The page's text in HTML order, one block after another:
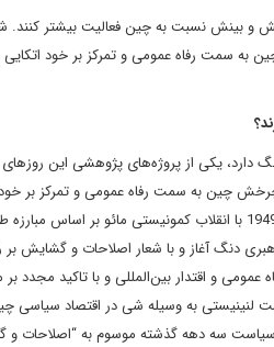
و بینش نسبت به چین فعالیت بیشتر
به سمت رفاه عمومی و تمرکز بر خود
دارد، یکی از پروژه‌های پژوهشی این
چین به سمت رفاه عمومی و تمرکز بر
حزب و دولت معرف دوران سوم تغییرات در نظام سوسیالیستی چین است. دوران اول از 1949 با انقلاب
(1967) ادامه داشت. دوران دوم با رهبری دنگ آغاز و با شعار
و با هدف رفاه عمومی و اقتدار بین‌المللی و با
مجموعه‌ای از مفاهیم مارکسیست لنینیستی به وسیله شی در
سه دهه گذشته موسوم به “اصلاحات